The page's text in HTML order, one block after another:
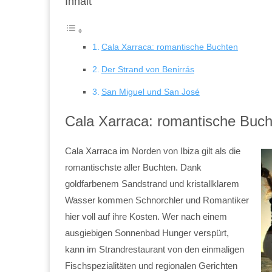
Cala Xarraca: romantische Buchten
Der Strand von Benirrás
San Miguel und San José
Cala Xarraca: romantische
Cala Xarraca im Norden von Ibiza gilt als die
romantischste aller Buchten. Dank
goldfarbenem Sandstrand und kristallklarem
Wasser kommen Schnorchler und Romantiker
hier voll auf ihre Kosten. Wer nach einem
ausgiebigen Sonnenbad Hunger verspürt,
kann im Strandrestaurant von den einmaligen
Fischspezialitäten und regionalen Gerichten